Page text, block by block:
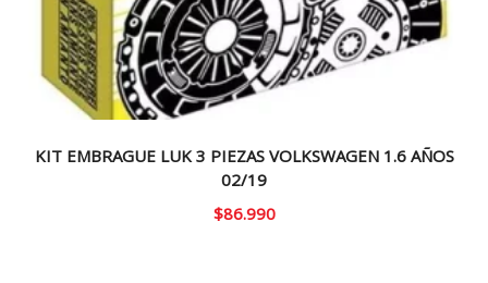
KIT EMBRAGUE LUK 3 PIEZAS VOLKSWAGEN 1.6 AÑOS
02/19
$86.990